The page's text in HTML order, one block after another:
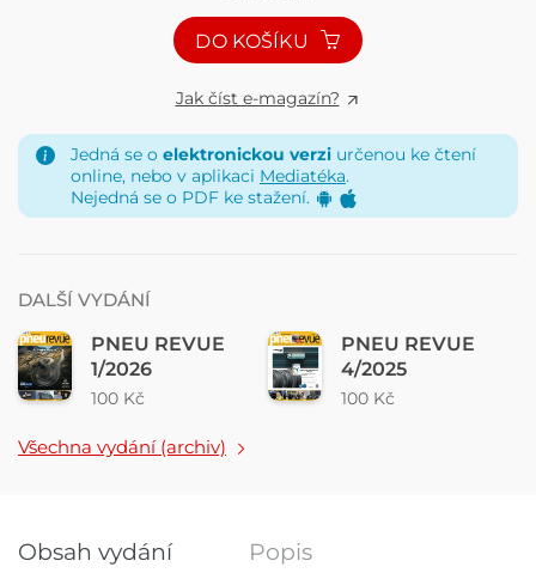
DO KOŠÍKU
Jak číst e-magazín?
Jedná se o elektronickou verzi určenou ke čtení
online, nebo v aplikaci Mediatéka.
Nejedná se o PDF ke stažení.
DALŠÍ VYDÁNÍ
PNEU REVUE
1/2026
100 Kč
PNEU REVUE
4/2025
100 Kč
Všechna vydání (archiv)
Obsah vydání Popis